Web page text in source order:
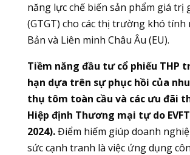
năng lực chế biến sản phẩm giá trị
(GTGT) cho các thị trường khó
Bản và Liên minh Châu Âu (EU).
Tiềm năng đầu tư cổ phiếu THP
hạn dựa trên sự phục hồi của
thụ tôm toàn cầu và các ưu đãi
Hiệp định Thương mại tự do
2024).Điểm hiếm giúp doanh
sức cạnh tranh là việc ứng dụng